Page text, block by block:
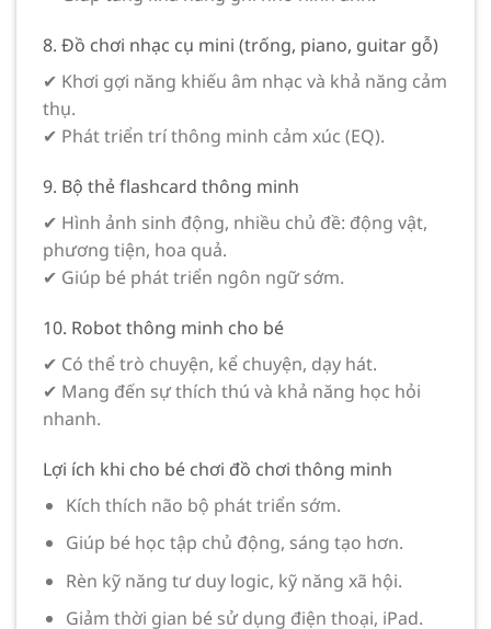
8. Đồ chơi nhạc cụ mini (trống, piano, guitar gỗ)
✔ Khơi gợi năng khiếu âm nhạc và khả năng cảm
thụ.
✔ Phát triển trí thông minh cảm xúc (EQ).
9. Bộ thẻ flashcard thông minh
✔ Hình ảnh sinh động, nhiều chủ đề: động vật,
phương tiện, hoa quả.
✔ Giúp bé phát triển ngôn ngữ sớm.
10. Robot thông minh cho bé
✔ Có thể trò chuyện, kể chuyện, dạy hát.
✔ Mang đến sự thích thú và khả năng học hỏi
nhanh.
Lợi ích khi cho bé chơi đồ chơi thông minh
Kích thích não bộ phát triển sớm.
Giúp bé học tập chủ động, sáng tạo hơn.
Rèn kỹ năng tư duy logic, kỹ năng xã hội.
Giảm thời gian bé sử dụng điện thoại, iPad.